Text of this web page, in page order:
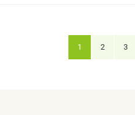
1 2 3